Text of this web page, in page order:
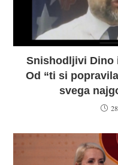
Snishodljivi Dino
Od “ti si
svega